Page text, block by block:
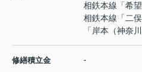
相鉄本線 「希
相鉄本線 「 二俣
「岸本（神奈
修繕積立金 -